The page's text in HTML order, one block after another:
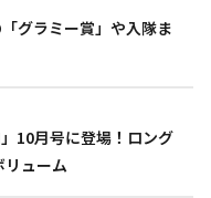
グラミー賞」や入隊ま
10月号に登場！ロング
ューム